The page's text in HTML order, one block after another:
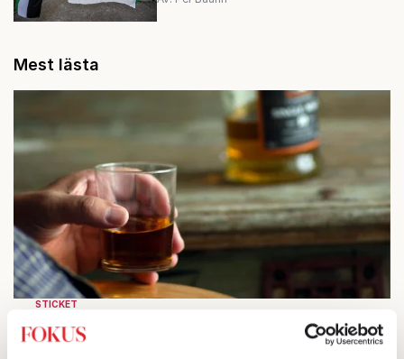
Mest lästa
STICKET
Sagan om den lågbegåvade
ursprungsbefolkningen i Filipstad